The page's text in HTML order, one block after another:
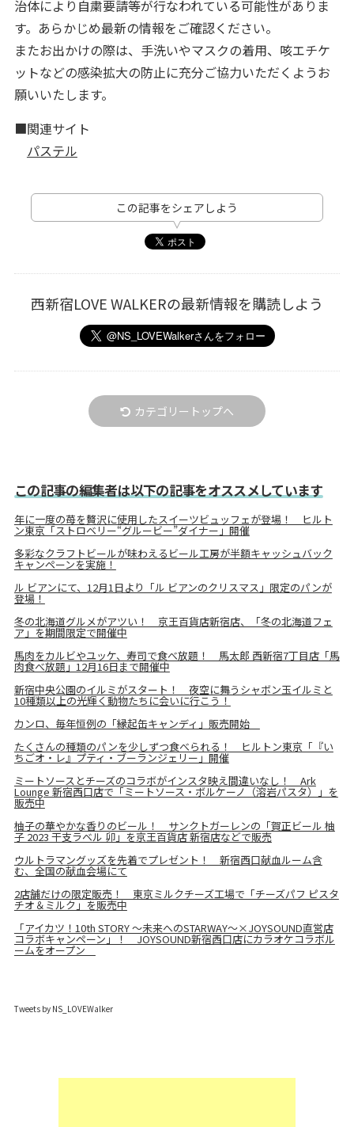
治体により自粛要請等が行なわれている可能性がありま
す。あらかじめ最新の情報をご確認ください。
またお出かけの際は、手洗いやマスクの着用、咳エチケ
ットなどの感染拡大の防止に充分ご協力いただくようお
願いいたします。
■関連サイト
パステル
この記事をシェアしよう
西新宿LOVE WALKERの最新情報を購読しよう
カテゴリートップへ
この記事の編集者は以下の記事をオススメしています
年に一度の苺を贅沢に使用したスイーツビュッフェが登場！ ヒルト
ン東京「ストロベリー“グルービー”ダイナー」開催
多彩なクラフトビールが味わえるビール工房が半額キャッシュバック
キャンペーンを実施！
ル ビアンにて、12月1日より「ル ビアンのクリスマス」限定のパンが
登場！
冬の北海道グルメがアツい！ 京王百貨店新宿店、「冬の北海道フェ
ア」を期間限定で開催中
馬肉をカルビやユッケ、寿司で食べ放題！ 馬太郎 西新宿7丁目店「馬
肉食べ放題」12月16日まで開催中
新宿中央公園のイルミがスタート！ 夜空に舞うシャボン玉イルミと
10種類以上の光輝く動物たちに会いに行こう！
カンロ、毎年恒例の「縁起缶キャンディ」販売開始
たくさんの種類のパンを少しずつ食べられる！ ヒルトン東京「『い
ちごオ・レ』プティ・ブーランジェリー」開催
ミートソースとチーズのコラボがインスタ映え間違いなし！ Ark
Lounge 新宿西口店で「ミートソース・ボルケーノ（溶岩パスタ）」を
販売中
柚子の華やかな香りのビール！ サンクトガーレンの「賀正ビール 柚
子 2023 干支ラベル 卯」を京王百貨店 新宿店などで販売
ウルトラマングッズを先着でプレゼント！ 新宿西口献血ルーム含
む、全国の献血会場にて
2店舗だけの限定販売！ 東京ミルクチーズ工場で「チーズパフ ピスタ
チオ＆ミルク」を販売中
「アイカツ！10th STORY ～未来へのSTARWAY～×JOYSOUND直営店
コラボキャンペーン」！ JOYSOUND新宿西口店にカラオケコラボル
ームをオープン
Tweets by NS_LOVEWalker